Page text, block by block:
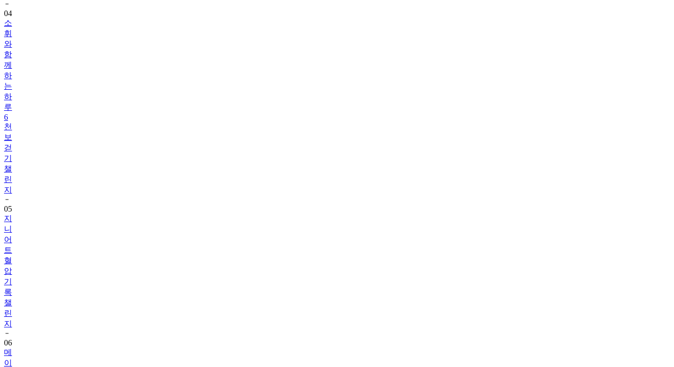
소
휘
와
함
께
하
는
하
루
6
천
보
걷
기
챌
린
지
05
지
니
어
트
혈
압
기
록
챌
린
지
06
메
이
퓨